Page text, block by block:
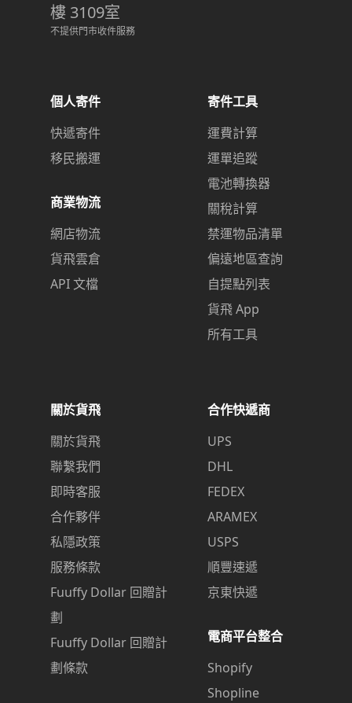
樓 3109室
不提供門市收件服務
個人寄件
快遞寄件
移民搬運
商業物流
網店物流
貨飛雲倉
API 文檔
寄件工具
運費計算
運單追蹤
電池轉換器
關稅計算
禁運物品清單
偏遠地區查詢
自提點列表
貨飛 App
所有工具
關於貨飛
關於貨飛
聯繫我們
即時客服
合作夥伴
私隱政策
服務條款
Fuuffy Dollar 回贈計
劃
Fuuffy Dollar 回贈計
劃條款
合作快遞商
UPS
DHL
FEDEX
ARAMEX
USPS
順豐速遞
京東快遞
電商平台整合
Shopify
Shopline